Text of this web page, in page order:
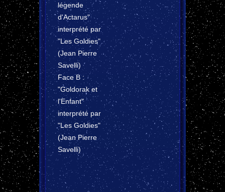
légende
d'Actarus"
interprété par
"Les Goldies"
(Jean Pierre
Savelli)
Face B :
"Goldorak et
l'Enfant"
interprété par
"Les Goldies"
(Jean Pierre
Savelli)